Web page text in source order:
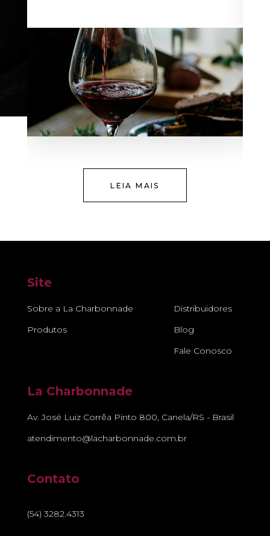
LEIA MAIS
Site
Sobre a La Charbonnade
Produtos
Distribuidores
Blog
Fale Conosco
La Charbonnade
Av. José Luiz Corrêa Pinto 800, Canela/RS - Brasil
atendimento@lacharbonnade.com.br
Contato
(54) 3282.4313